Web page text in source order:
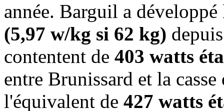
année. Barguil a
(5,97 w/kg si 62 kg)
contentent de 403 watts
entre Brunissard et la
l'équivalent de 427 watts